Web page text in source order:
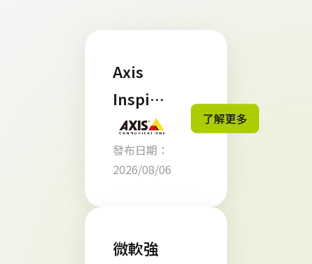
Axis
Inspire
s - 洞察
未見：
新世代
發布日期：
2026/08/06
了解更多
微軟強